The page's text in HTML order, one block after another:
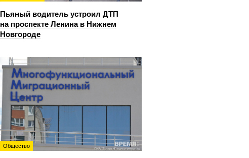
Пьяный водитель устроил ДТП
на проспекте Ленина в Нижнем
Новгороде
Общество